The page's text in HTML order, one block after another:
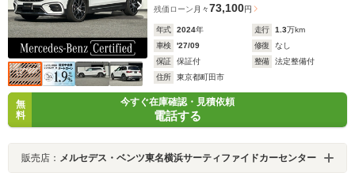
残価ローン 月々73,100円
年式 2024年 走行 1.3万km
車検
'27/09 修復
なし
保証
保証付 整備
法定整備付
住所
東京都町田市
無
料
今すぐ在庫確認・見積依頼
電話する
販売店： メルセデス・ベンツ東名横浜サーティファイドカーセンター